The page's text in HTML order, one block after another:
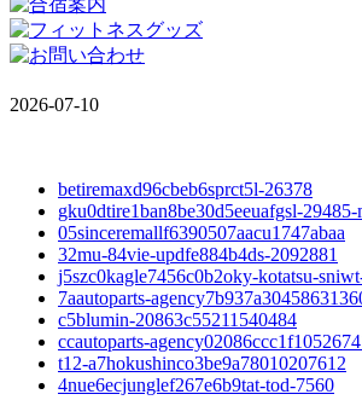
2026-07-10
betiremaxd96cbeb6sprct5l-26378
gku0dtire1ban8be30d5eeuafgsl-
05sinceremallf6390507aacu1747abaa
32mu-84vie-updfe884b4ds-2092881
j5szc0kagle7456c0b2oky-kotatsu-
7aautoparts-
c5blumin-20863c55211540484
ccautoparts-
t12-a7hokushinco3be9a78010207612
4nue6ecjunglef267e6b9tat-tod-7560